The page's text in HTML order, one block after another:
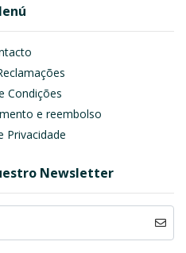
Condições
e reembolso
Privacidade
Newsletter